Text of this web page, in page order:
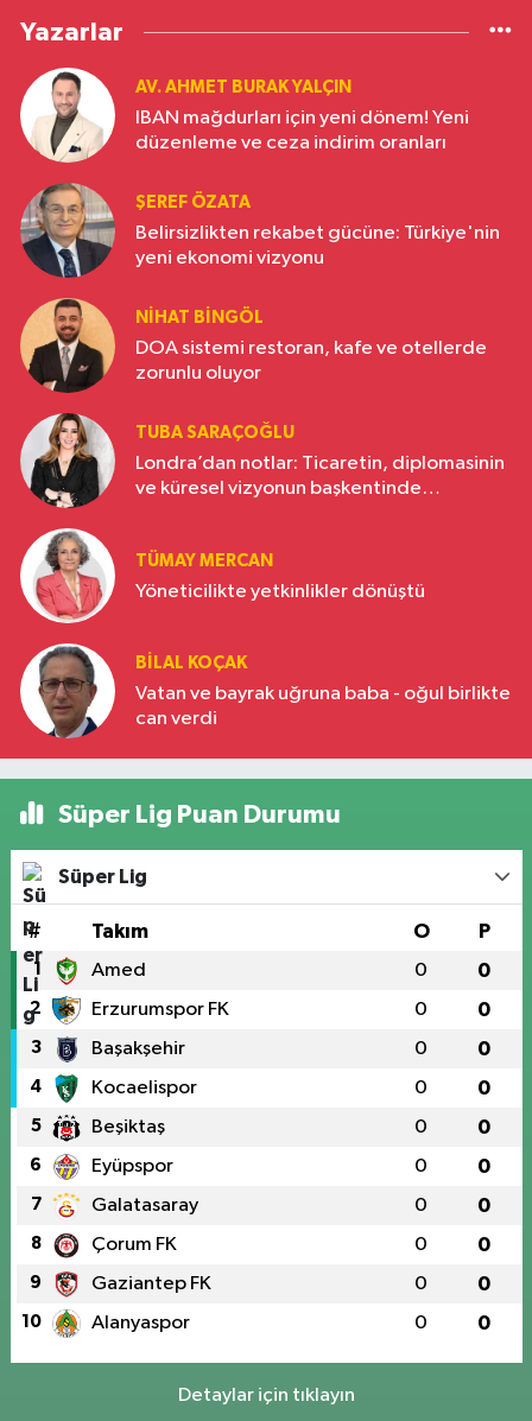
Yazarlar
AV. AHMET BURAK YALÇIN
IBAN mağdurları için yeni dönem! Yeni
düzenleme ve ceza indirim oranları
ŞEREF ÖZATA
Belirsizlikten rekabet gücüne: Türkiye'nin
yeni ekonomi vizyonu
NIHAT BINGÖL
DOA sistemi restoran, kafe ve otellerde
zorunlu oluyor
TUBA SARAÇOĞLU
Londra’dan notlar: Ticaretin, diplomasinin
ve küresel vizyonun başkentinde
TÜMAY MERCAN
Yöneticilikte yetkinlikler dönüştü
BILAL KOÇAK
Vatan ve bayrak uğruna baba - oğul birlikte
can verdi
Süper Lig Puan Durumu
Süper Lig
# Takım O P
1 Amed 0 0
2 Erzurumspor FK 0 0
3 Başakşehir 0 0
4 Kocaelispor 0 0
5 Beşiktaş 0 0
6 Eyüpspor 0 0
7 Galatasaray 0 0
8 Çorum FK 0 0
9 Gaziantep FK 0 0
10 Alanyaspor 0 0
Detaylar için tıklayın